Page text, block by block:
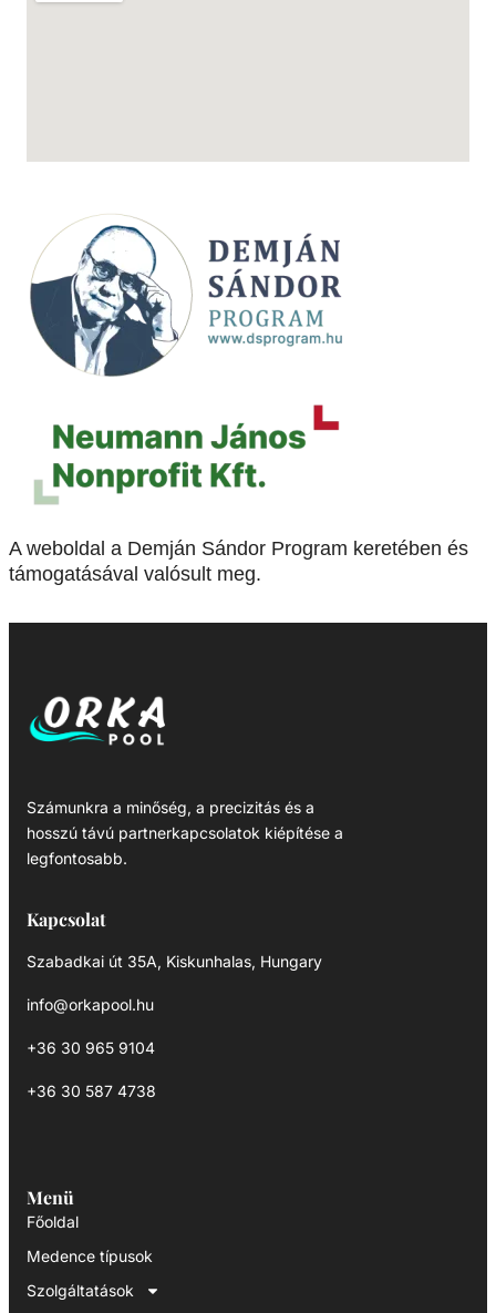
A weboldal a Demján Sándor Program keretében és
támogatásával valósult meg.
Számunkra a minőség, a precizitás és a
hosszú távú partnerkapcsolatok kiépítése a
legfontosabb.
Kapcsolat
Szabadkai út 35A, Kiskunhalas, Hungary
info@orkapool.hu
+36 30 965 9104
+36 30 587 4738
Menü
Főoldal
Medence típusok
Szolgáltatások